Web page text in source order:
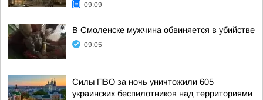
09:09
В Смоленске мужчина обвиняется в убийстве
09:05
Силы ПВО за ночь уничтожили 605
украинских беспилотников над территориями